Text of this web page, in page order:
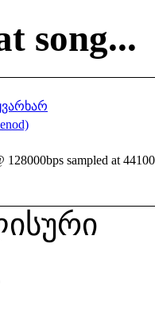
song...
128000bps sampled at